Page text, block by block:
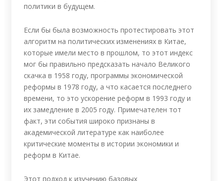
политики в будущем.
Если бы была возможность протестировать этот
алгоритм на политических изменениях в Китае,
которые имели место в прошлом, то этот индекс
мог бы правильно предсказать начало Великого
скачка в 1958 году, программы экономической
реформы в 1978 году, а что касается последнего
времени, то это ускорение реформ в 1993 году и
их замедление в 2005 году. Примечателен тот
факт, эти события широко признаны в
академической литературе как наиболее
критические моменты в истории экономики и
реформ в Китае.
Этот подход к изучению базовых